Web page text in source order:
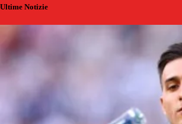
Ultime Notizie